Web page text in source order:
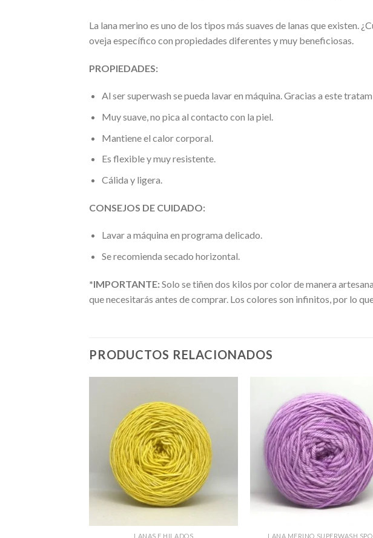
La lana merino es uno de los tipos más suaves de lanas que existen.
oveja específico con propiedades diferentes y muy beneficiosas.
PROPIEDADES:
Al ser superwash se pueda lavar en máquina. Gracias a este
Muy suave, no pica al contacto con la piel.
Mantiene el calor corporal.
Es flexible y muy resistente.
Cálida y ligera.
CONSEJOS DE CUIDADO:
Lavar a máquina en programa delicado.
Se recomienda secado horizontal.
*IMPORTANTE:Solo se tiñen dos kilos por color de manera
que necesitarás antes de comprar. Los colores son infinitos, por lo
PRODUCTOS RELACIONADOS
LANAS E HILADOS LANA MERINO SUPERWASH